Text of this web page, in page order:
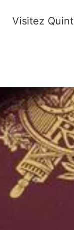
Visitez